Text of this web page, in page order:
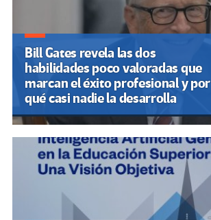
Bill Gates revela las dos
habilidades poco valoradas que
marcan el éxito profesional y por
qué casi nadie la desarrolla